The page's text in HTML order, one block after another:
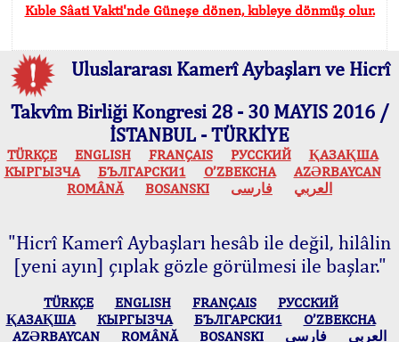
Kıble Sâati Vakti'nde Güneşe dönen, kıbleye dönmüş olur.
Uluslararası Kamerî Aybaşları ve Hicrî
Takvîm Birliği Kongresi 28 - 30 MAYIS 2016 /
İSTANBUL - TÜRKİYE
TÜRKÇE ENGLISH FRANÇAIS РУССКИЙ
ҚАЗАҚША
КЫPГЫЗЧA
БЪЛГАРСКИ1 O’ZBEKCHA
AZӘRBAYCAN
ROMÂNĂ
BOSANSKI العربي فارسی
"Hicrî Kamerî Aybaşları hesâb ile değil, hilâlin
[yeni ayın] çıplak gözle görülmesi ile başlar."
TÜRKÇE ENGLISH FRANÇAIS
РУССКИЙ
ҚАЗАҚША
КЫPГЫЗЧA БЪЛГАРСКИ1
O’ZBEKCHA
AZӘRBAYCAN
ROMÂNĂ BOSANSKI العربي فارسی